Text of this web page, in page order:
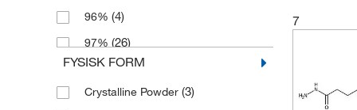
194.19(2)
194.278(2)
196.254 (3)
96% (4)
97% (26)
98%(39)
98+%(2)
FYSISK FORM
Crystalline Powder (3)
7